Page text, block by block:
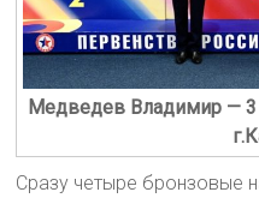
Медведев Владимир —
Сразу четыре бронзовые